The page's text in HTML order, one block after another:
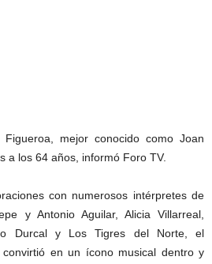
mejor conocido como Joan
a los 64 años, informó Foro TV.
con numerosos intérpretes de
y Antonio Aguilar, Alicia Villarreal,
Durcal y Los Tigres del Norte, el
en un ícono musical dentro y